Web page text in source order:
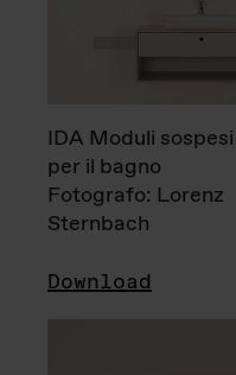
IDA Moduli sospesi
per il bagno
Fotografo: Lorenz
Sternbach
Download